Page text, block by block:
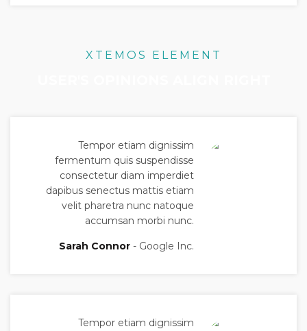
XTEMOS ELEMENT
Tempor etiam dignissim
fermentum quis suspendisse
consectetur diam imperdiet
dapibus senectus mattis etiam
velit pharetra nunc natoque
accumsan morbi nunc.
Sarah Connor Google Inc.
Tempor etiam dignissim